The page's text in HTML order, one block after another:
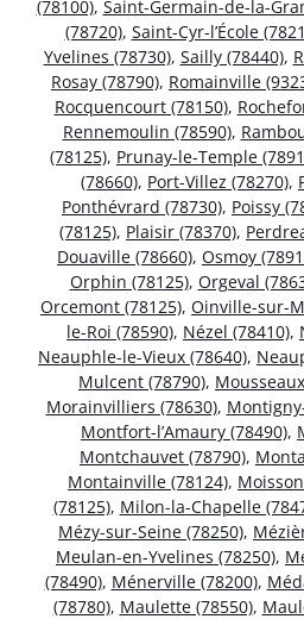
(78100), Saint-Germain-de-la-
(78720), Saint-Cyr-l’École
Yvelines (78730), Sailly (78440),
Rosay (78790), Romainville
Rocquencourt (78150),
Rennemoulin (78590),
(78125), Prunay-le-Temple
(78660), Port-Villez (78270),
Ponthévrard (78730), Poissy
(78125), Plaisir (78370),
Douaville (78660), Osmoy
Orphin (78125), Orgeval
Orcemont (78125), Oinville-sur-
le-Roi (78590), Nézel (78410),
Neauphle-le-Vieux (78640),
Mulcent (78790),
Morainvilliers (78630),
Montfort-l’Amaury (78490),
Montchauvet (78790),
Montainville (78124),
(78125), Milon-la-Chapelle
Mézy-sur-Seine (78250),
Meulan-en-Yvelines (78250),
(78490), Ménerville (78200),
(78780), Maulette (78550),